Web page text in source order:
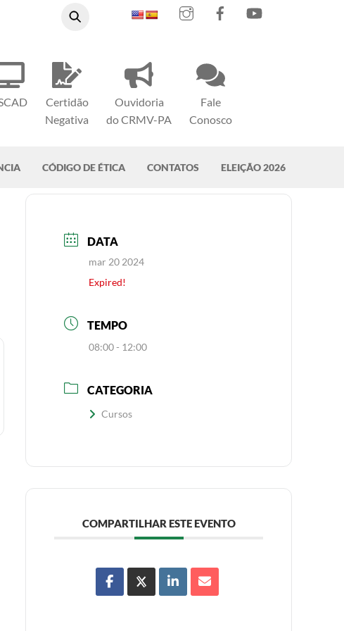
Certidão
Negativa
Ouvidoria
do CRMV-PA
Fale
Conosco
InstagramFacebook
CÓDIGO DE ÉTICA CONTATOS ELEIÇÃO 2026
DATA
mar 20 2024
Expired!
TEMPO
08:00 - 12:00
CATEGORIA
Cursos
COMPARTILHAR ESTE EVENTO